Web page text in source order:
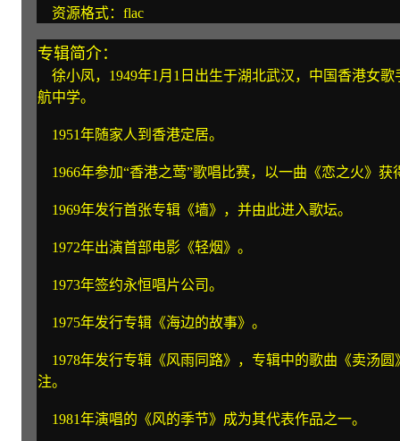
资源格式：flac
专辑简介：
徐小凤，1949年1月1日出生于湖北武汉，中国香港女歌
航中学。
1951年随家人到香港定居。
1966年参加“香港之莺”歌唱比赛，以一曲《恋之火》获
1969年发行首张专辑《墙》，并由此进入歌坛。
1972年出演首部电影《轻烟》。
1973年签约永恒唱片公司。
1975年发行专辑《海边的故事》。
1978年发行专辑《风雨同路》，专辑中的歌曲《卖汤圆
注。
1981年演唱的《风的季节》成为其代表作品之一。